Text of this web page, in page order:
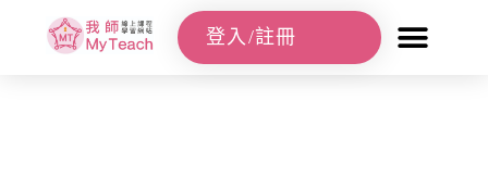
登入/註冊